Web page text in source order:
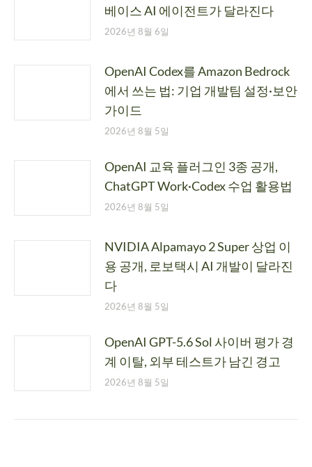
베이스 AI 에이전트가 달라진다
2026년 8월 6일
OpenAI Codex를 Amazon Bedrock
에서 쓰는 법: 기업 개발팀 설정·보안
가이드
2026년 8월 5일
OpenAI 교육 플러그인 3종 공개,
ChatGPT Work·Codex 수업 활용법
2026년 8월 5일
NVIDIA Alpamayo 2 Super 상업 이
용 공개, 로보택시 AI 개발이 달라진
다
2026년 8월 5일
OpenAI GPT-5.6 Sol 사이버 평가 경
계 이탈, 외부 테스트가 남긴 경고
2026년 8월 5일